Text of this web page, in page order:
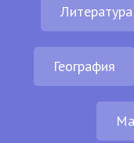
Литература
География